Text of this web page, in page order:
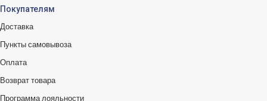
Покупателям
Доставка
Пункты самовывоза
Оплата
Возврат товара